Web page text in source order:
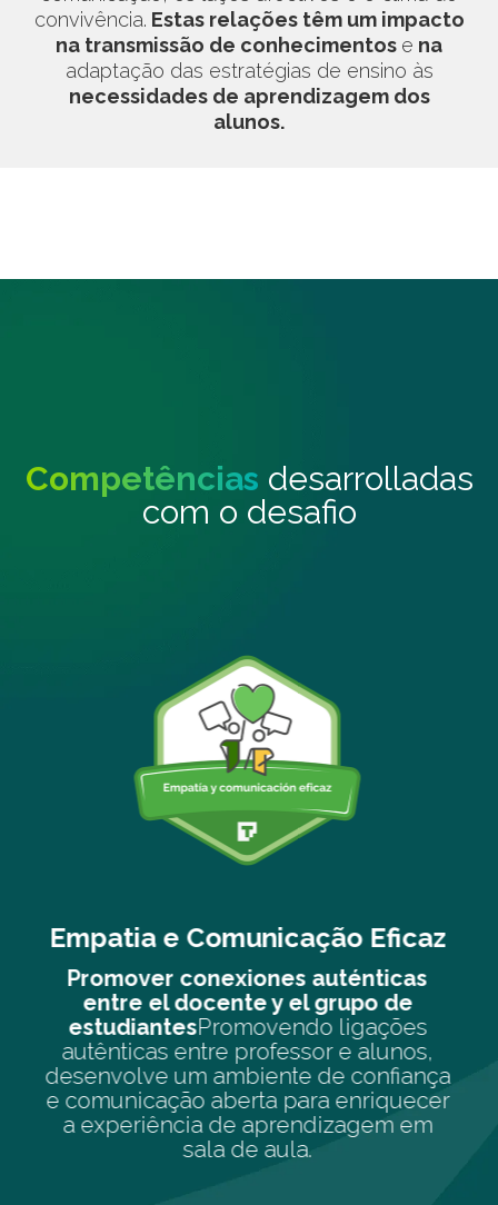
convivência. Estas relações têm um impacto
na transmissão de conhecimentos e na
adaptação das estratégias de ensino às
necessidades de aprendizagem dos
alunos.
Competências desarrolladas
com o desafio
Mindfulness
Desarrollar la atención
abiertaDesenvolver uma
focada e aberta, em
autorregulação emocional,
docente como nos alunos,
promover um ambiente
concentração e calma que
o processo de
Eficaz
ligações
e alunos,
confiança
em